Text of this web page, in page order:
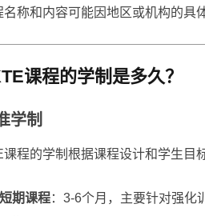
名称和内容可能因地区或机构的具
课程的学制是多久？
学制
课程的学制根据课程设计和学生目
短期课程：3-6个月，主要针对强化